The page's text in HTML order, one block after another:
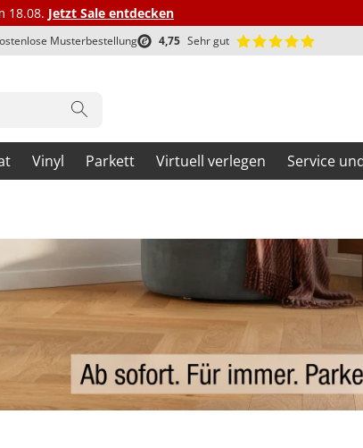
18.08. Jetzt Sale entdecken
Musterbestellung 4,75 Sehr gut
Vinyl Parkett Virtuell verlegen Service